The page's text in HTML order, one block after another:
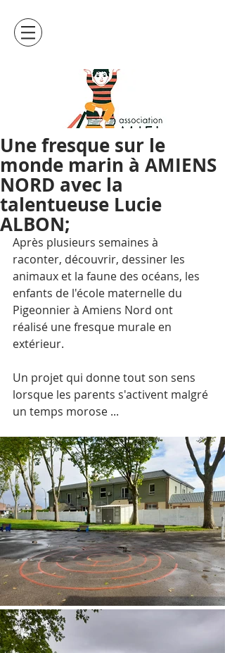
Une fresque sur le
monde marin à AMIENS
NORD avec la
talentueuse Lucie
ALBON;
Après plusieurs semaines à
raconter, découvrir, dessiner les
animaux et la faune des océans, les
enfants de l'école maternelle du
Pigeonnier à Amiens Nord ont
réalisé une fresque murale en
extérieur.
Un projet qui donne tout son sens
lorsque les parents s'activent malgré
un temps morose ...